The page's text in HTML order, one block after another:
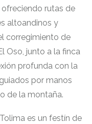
rutas de
altoandinos y
corregimiento de
Oso, junto a la finca
profunda con la
por manos
de la montaña.
es un festín de